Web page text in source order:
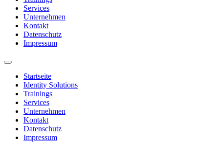
Services
Unternehmen
Kontakt
Datenschutz
Impressum
Startseite
Identity Solutions
Trainings
Services
Unternehmen
Kontakt
Datenschutz
Impressum